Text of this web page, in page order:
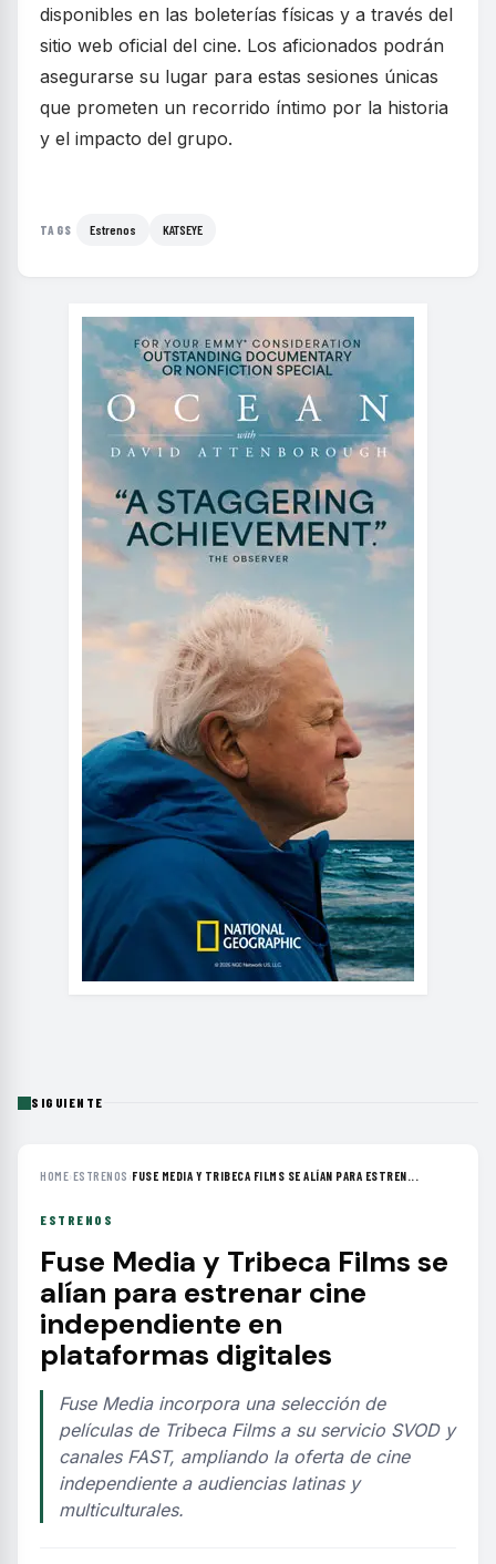
disponibles en las boleterías físicas y a través del
sitio web oficial del cine. Los aficionados podrán
asegurarse su lugar para estas sesiones únicas
que prometen un recorrido íntimo por la historia
y el impacto del grupo.
TAGS Estrenos KATSEYE
SIGUIENTE
HOME›ESTRENOS ›FUSE MEDIA Y TRIBECA FILMS SE ALÍAN PARA ESTREN...
ESTRENOS
Fuse Media y Tribeca Films se
alían para estrenar cine
independiente en
plataformas digitales
Fuse Media incorpora una selección de
películas de Tribeca Films a su servicio SVOD y
canales FAST, ampliando la oferta de cine
independiente a audiencias latinas y
multiculturales.